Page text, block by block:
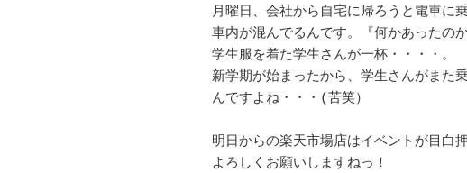
月曜日、会社から自宅に帰ろうと電車に
車内が混んでるんです。『何かあったの
学生服を着た学生さんが一杯・・・・。
新学期が始まったから、学生さんがまた
んですよね・・・(苦笑）
明日からの楽天市場店はイベントが目白
よろしくお願いしますねっ！